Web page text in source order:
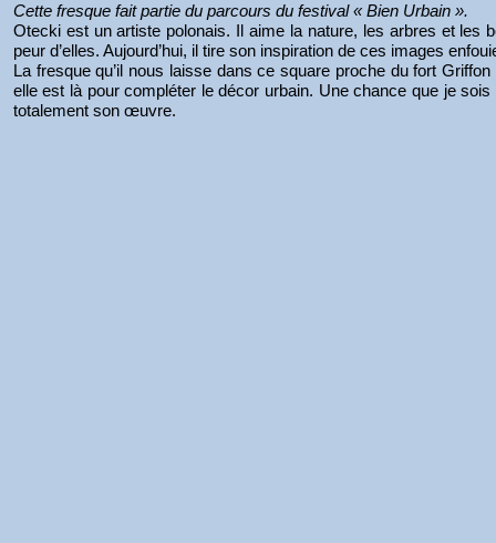
Cette fresque fait partie du parcours du festival « Bien Urbain ».
Otecki est un artiste polonais. Il aime la nature, les arbres et les
peur d’elles. Aujourd’hui, il tire son inspiration de ces images
La fresque qu’il nous laisse dans ce square proche du fort
elle est là pour compléter le décor urbain. Une chance que je
totalement son œuvre.